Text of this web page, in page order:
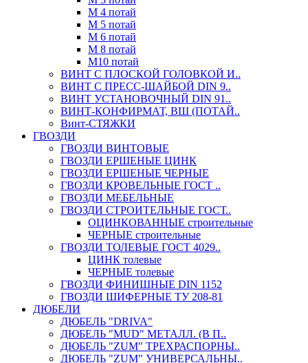
М 4 потай
М 5 потай
М 6 потай
М 8 потай
М10 потай
ВИНТ С ПЛОСКОЙ ГОЛОВКОЙ И..
ВИНТ С ПРЕСС-ШАЙБОЙ DIN 9..
ВИНТ УСТАНОВОЧНЫЙ DIN 91..
ВИНТ-КОНФИРМАТ, ВШ (ПОТАЙ..
Винт-СТЯЖКИ
ГВОЗДИ
ГВОЗДИ ВИНТОВЫЕ
ГВОЗДИ ЕРШЕНЫЕ ЦИНК
ГВОЗДИ ЕРШЕНЫЕ ЧЕРНЫЕ
ГВОЗДИ КРОВЕЛЬНЫЕ ГОСТ ..
ГВОЗДИ МЕБЕЛЬНЫЕ
ГВОЗДИ СТРОИТЕЛЬНЫЕ ГОСТ..
ОЦИНКОВАННЫЕ строительные
ЧЕРНЫЕ строительные
ГВОЗДИ ТОЛЕВЫЕ ГОСТ 4029..
ЦИНК толевые
ЧЕРНЫЕ толевые
ГВОЗДИ ФИНИШНЫЕ DIN 1152
ГВОЗДИ ШИФЕРНЫЕ ТУ 208-81
ДЮБЕЛИ
ДЮБЕЛЬ "DRIVA"
ДЮБЕЛЬ "MUD" МЕТАЛЛ. (В П..
ДЮБЕЛЬ "ZUM" ТРЕХРАСПОРНЫ..
ДЮБЕЛЬ "ZUM" УНИВЕРСАЛЬНЫ..